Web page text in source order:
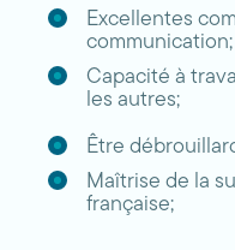
Excellentes
communication;
Capacité à
les autres;
Être
Maîtrise de la
française;